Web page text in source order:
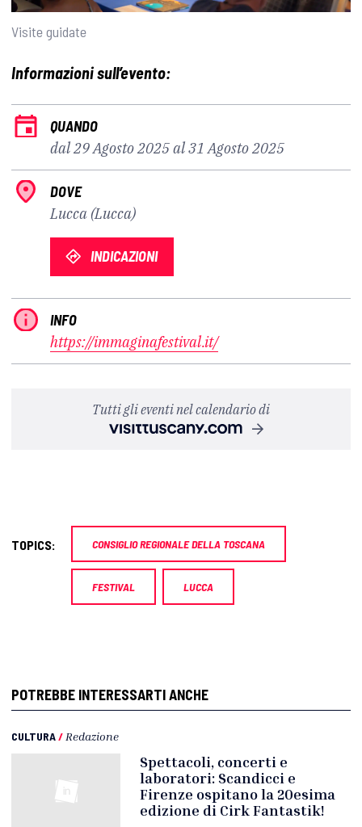
Visite guidate
Informazioni sull’evento:
QUANDO
dal 29 Agosto 2025 al 31 Agosto 2025
DOVE
Lucca (Lucca)
INDICAZIONI
INFO
https://immaginafestival.it/
Tutti gli eventi nel calendario di
TOPICS: CONSIGLIO REGIONALE DELLA TOSCANA
FESTIVAL LUCCA
POTREBBE INTERESSARTI ANCHE
CULTURA/ Redazione
Spettacoli, concerti e
laboratori: Scandicci e
Firenze ospitano la 20esima
edizione di Cirk Fantastik!